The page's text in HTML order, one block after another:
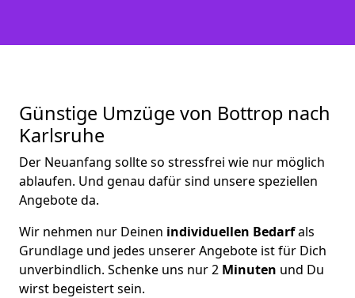
Günstige Umzüge von Bottrop nach
Karlsruhe
Der Neuanfang sollte so stressfrei wie nur möglich
ablaufen. Und genau dafür sind unsere speziellen
Angebote da.
Wir nehmen nur Deinen individuellen Bedarfals
Grundlage und jedes unserer Angebote ist für Dich
unverbindlich. Schenke uns nur 2 Minuten und Du
wirst begeistert sein.